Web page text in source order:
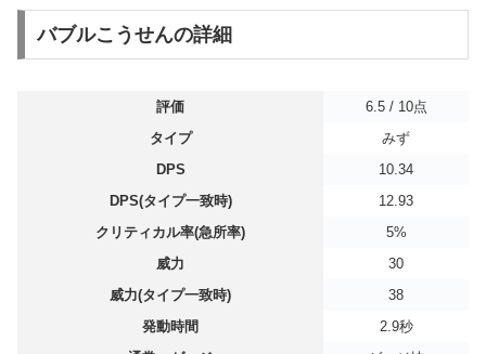
バブルこうせんの詳細
評価
6.5 / 10点
タイプ
みず
DPS
10.34
DPS(タイプ一致時)
12.93
クリティカル率(急所率)
5%
威力
30
威力(タイプ一致時)
38
発動時間
2.9秒